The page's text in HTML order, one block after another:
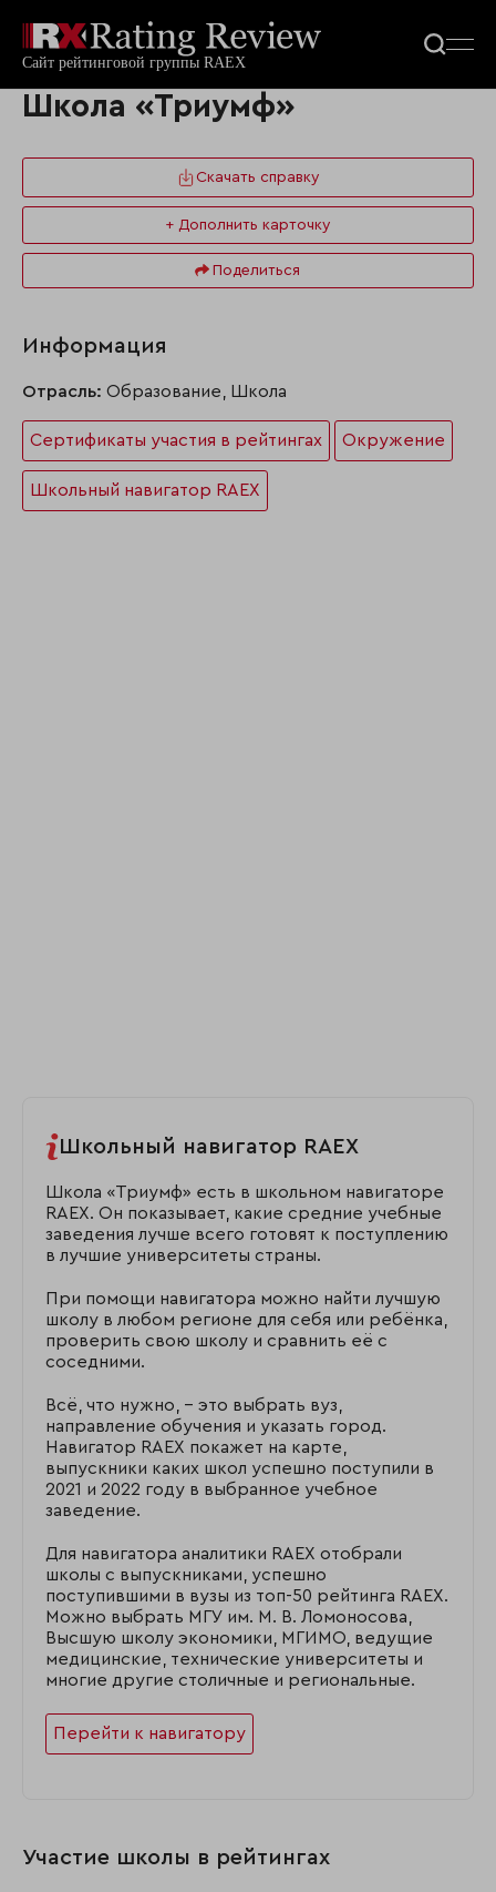
Школа «Триумф»
Скачать справку
+ Дополнить карточку
Поделиться
Информация
Отрасль: Образование, Школа
Сертификаты участия в рейтингах Окружение
Школьный навигатор RAEX
Школьный навигатор RAEX
Школа «Триумф» есть в школьном навигаторе
RAEX. Он показывает, какие средние учебные
заведения лучше всего готовят к поступлению
в лучшие университеты страны.
При помощи навигатора можно найти лучшую
школу в любом регионе для себя или ребёнка,
проверить свою школу и сравнить её с
соседними.
Всё, что нужно, – это выбрать вуз,
направление обучения и указать город.
Навигатор RAEX покажет на карте,
выпускники каких школ успешно поступили в
2021 и 2022 году в выбранное учебное
заведение.
Для навигатора аналитики RAEX отобрали
школы с выпускниками, успешно
поступившими в вузы из топ-50 рейтинга RAEX.
Можно выбрать МГУ им. М. В. Ломоносова,
Высшую школу экономики, МГИМО, ведущие
медицинские, технические университеты и
многие другие столичные и региональные.
Перейти к навигатору
Участие школы в рейтингах